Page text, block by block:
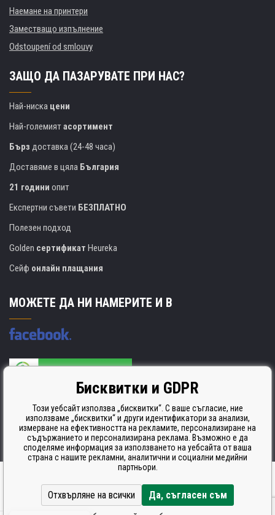
Наемане на принтери
Заместващо изпълнение
Odstoupení od smlouvy
ЗАЩО ДА ПАЗАРУВАТЕ ПРИ НАС?
Най-ниска цени
Най-големиятасортимент
Бърз доставка (24-48 часа)
Доставяме в цяла България
21 години опит
Експертни съвети БЕЗПЛАТНО
Полезен подход
Golden сертификат Heureka
Сейф онлайн плащания
МОЖЕТЕ ДА НИ НАМЕРИТЕ И В
Производителят на касети е сертифициран
ISO 9001. ISO 14001 и STMC.
Ecommerce solutionsBINARGON.cz
Бисквитки и GDPR
Този уебсайт използва „бисквитки“. С ваше съгласие, ние
използваме „бисквитки“ и други идентификатори за анализи,
измерване на ефективността на рекламите, персонализиране на
съдържанието и персонализирана реклама. Възможно е да
споделяме информация за използването на уебсайта от ваша
страна с нашите рекламни, аналитични и социални медийни
партньори.
Отхвърляне на всички Да, съгласен съм